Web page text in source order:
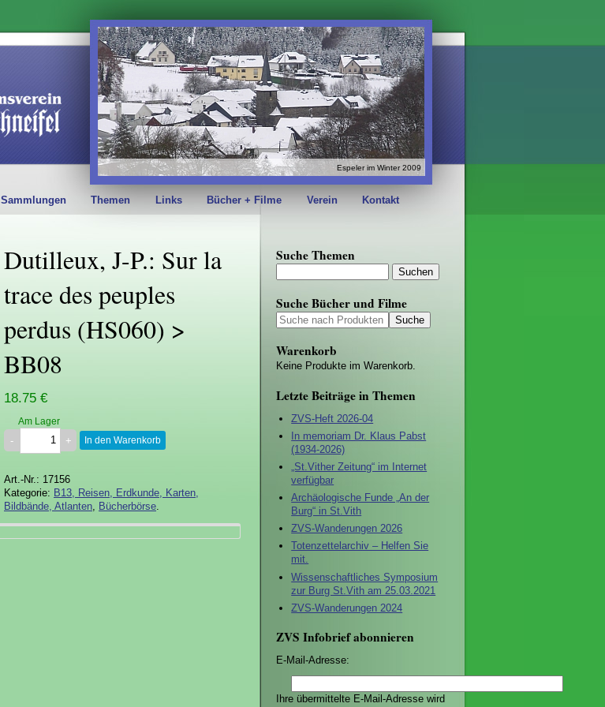
Espeler im Winter 2009
Sammlungen Themen Links Bücher + Filme Verein Kontakt
Dutilleux, J-P.: Sur la
trace des peuples
perdus (HS060) >
BB08
18.75 €
Am Lager
In den Warenkorb
Art.-Nr.: 17156
Kategorie: B13, Reisen, Erdkunde, Karten,
Bildbände, Atlanten Bücherbörse
Suche Themen
Suche Bücher und Filme
Warenkorb
Keine Produkte im Warenkorb.
Letzte Beiträge in Themen
ZVS-Heft 2026-04
In memoriam Dr. Klaus Pabst
(1934-2026)
„St.Vither Zeitung“ im Internet
verfügbar
Archäologische Funde „An der
Burg“ in St.Vith
ZVS-Wanderungen 2026
Totenzettelarchiv – Helfen Sie
mit.
Wissenschaftliches Symposium
zur Burg St.Vith am 25.03.2021
ZVS-Wanderungen 2024
ZVS Infobrief abonnieren
E-Mail-Adresse:
Ihre übermittelte E-Mail-Adresse wird